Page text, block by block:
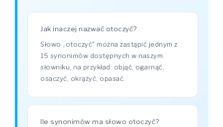
Jak inaczej nazwać otoczyć?
Słowo „otoczyć" można zastąpić jednym z
15 synonimów dostępnych w naszym
słowniku, na przykład: objąć, ogarnąć,
osaczyć, okrążyć, opasać.
Ile synonimów ma słowo otoczyć?